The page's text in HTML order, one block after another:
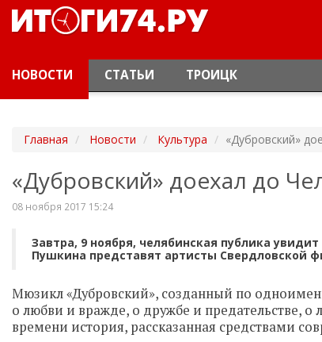
НОВОСТИ СТАТЬИ ТРОИЦК
Главная Новости Культура «Дубровский»
«Дубровский» доехал до
08 ноября 2017 15:24
Завтра, 9 ноября, челябинская публика
Пушкина представят артисты Свердловской
Мюзикл «Дубровский», созданный по
о любви и вражде, о дружбе и предательстве, о
времени история, рассказанная средствами